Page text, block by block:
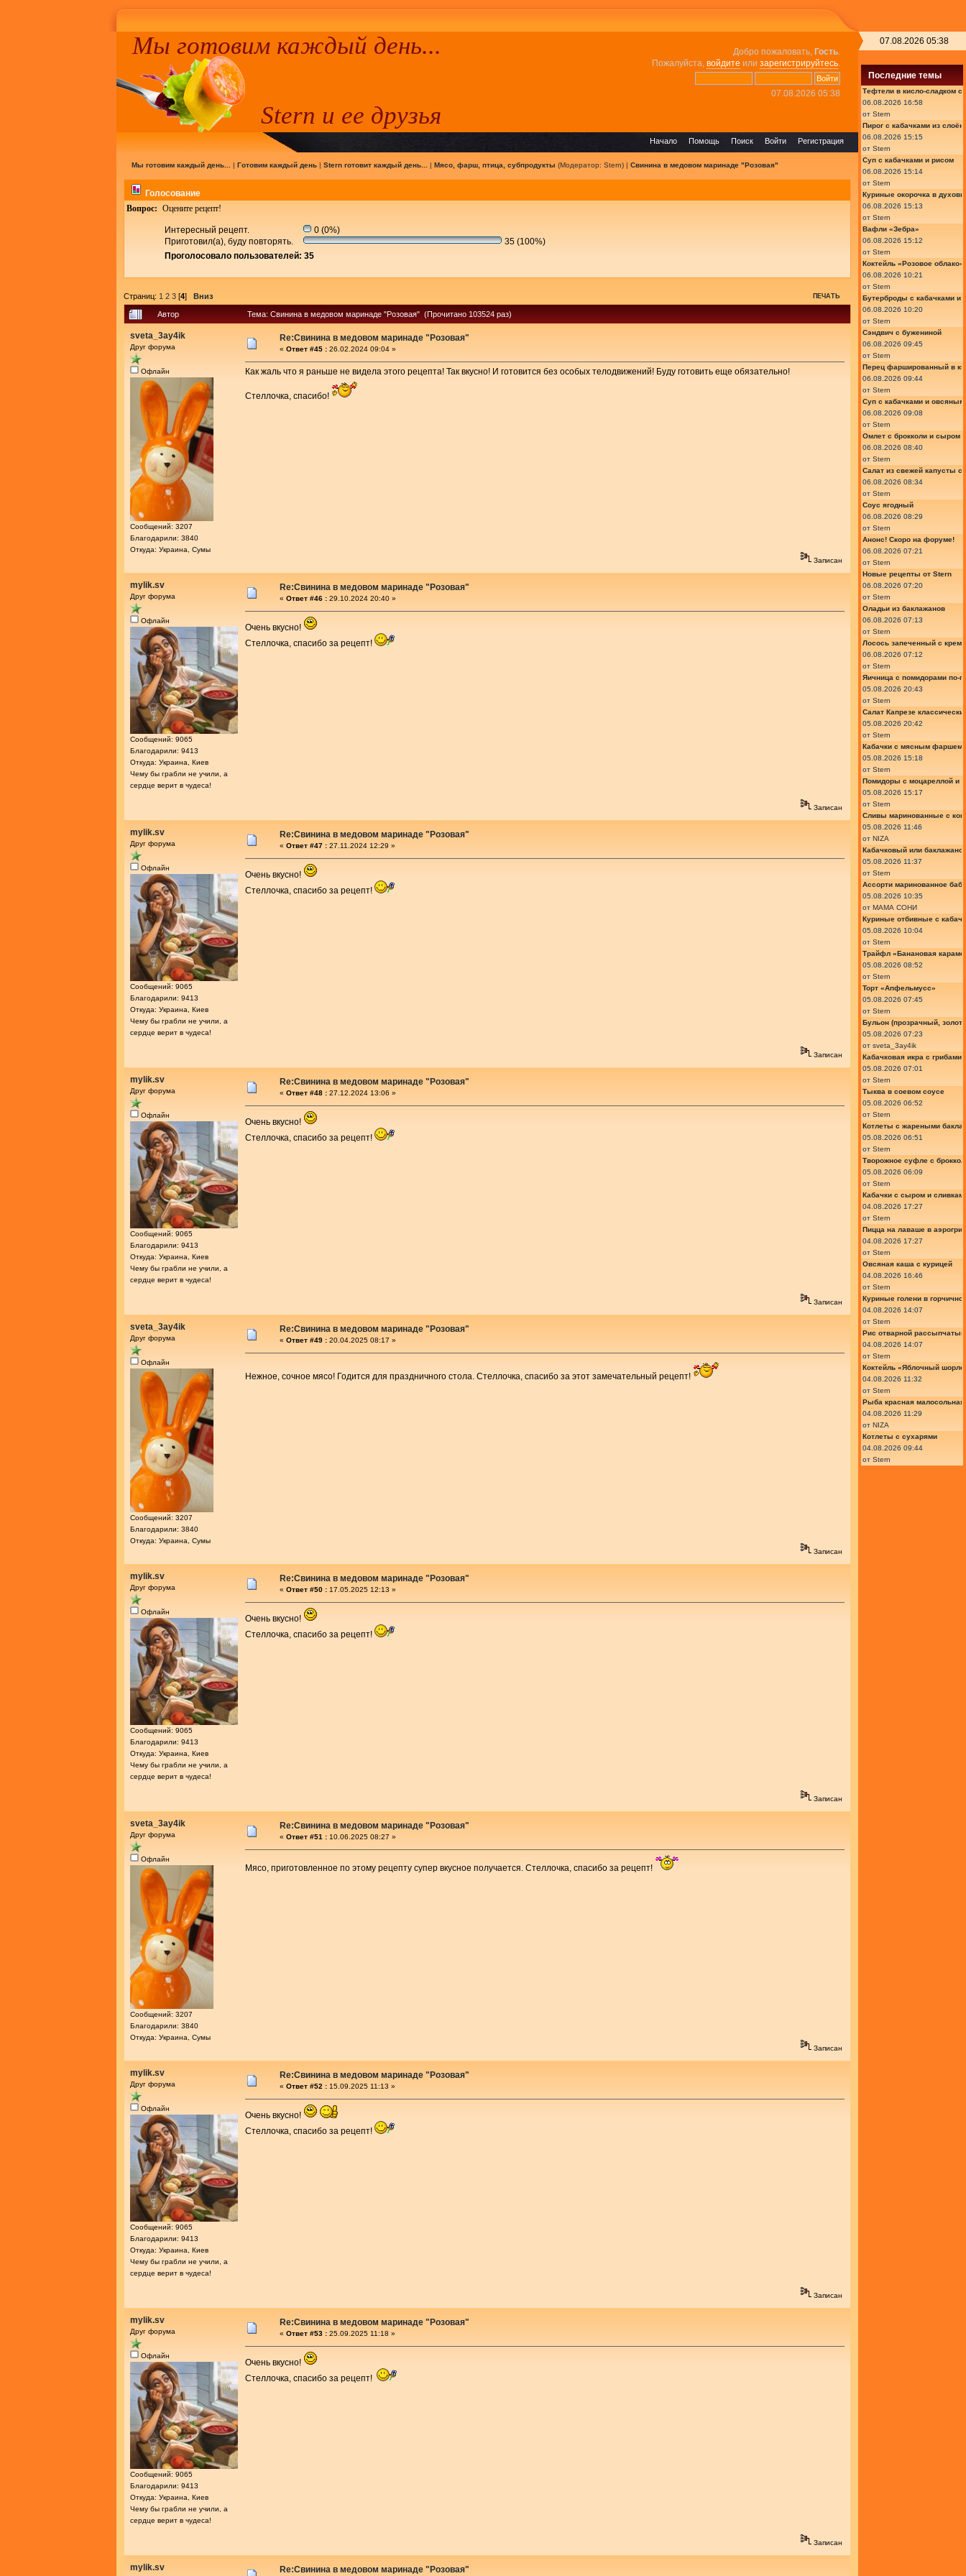
Добро пожаловать, Гость.
Пожалуйста, войдите или зарегистрируйтесь.
07.08.2026 05:38
Мы готовим каждый день...
Stern и ее друзья
Регистрация
Войти
Поиск
Помощь
Начало
Мы готовим каждый день... | Готовим каждый день| Stern готовит каждый день... | Мясо, фарш, птица, субпродукты (Модератор: Stern) | Свинина в медовом маринаде "Розовая"
Голосование
Вопрос: Оцените рецепт!
Интересный рецепт.
0 (0%)
Приготовил(а), буду повторять.
35 (100%)
Проголосовало пользователей: 35
Страниц: 1 2 3 [4] Вниз ПЕЧАТЬ
Автор Тема: Свинина в медовом маринаде "Розовая" (Прочитано 103524 раз)
sveta_3ay4ik
Друг форума
Офлайн
Сообщений: 3207
Благодарили: 3840
Откуда: Украина, Сумы
Re:Свинина в медовом маринаде "Розовая"
« Ответ #45 : 26.02.2024 09:04 »
Как жаль что я раньше не видела этого рецепта! Так вкусно! И готовится без особых телодвижений! Буду готовить еще обязательно!
Стеллочка, спасибо!
Записан
mylik.sv
Друг форума
Офлайн
Сообщений: 9065
Благодарили: 9413
Откуда: Украина, Киев
Чему бы грабли не учили, а
сердце верит в чудеса!
Re:Свинина в медовом маринаде "Розовая"
« Ответ #46 : 29.10.2024 20:40 »
Очень вкусно!
Стеллочка, спасибо за рецепт!
Записан
mylik.sv
Друг форума
Офлайн
Сообщений: 9065
Благодарили: 9413
Откуда: Украина, Киев
Чему бы грабли не учили, а
сердце верит в чудеса!
Re:Свинина в медовом маринаде "Розовая"
« Ответ #47 : 27.11.2024 12:29 »
Очень вкусно!
Стеллочка, спасибо за рецепт!
Записан
mylik.sv
Друг форума
Офлайн
Сообщений: 9065
Благодарили: 9413
Откуда: Украина, Киев
Чему бы грабли не учили, а
сердце верит в чудеса!
Re:Свинина в медовом маринаде "Розовая"
« Ответ #48 : 27.12.2024 13:06 »
Очень вкусно!
Стеллочка, спасибо за рецепт!
Записан
sveta_3ay4ik
Друг форума
Офлайн
Сообщений: 3207
Благодарили: 3840
Откуда: Украина, Сумы
Re:Свинина в медовом маринаде "Розовая"
« Ответ #49 : 20.04.2025 08:17 »
Нежное, сочное мясо! Годится для праздничного стола. Стеллочка, спасибо за этот замечательный рецепт!
Записан
mylik.sv
Друг форума
Офлайн
Сообщений: 9065
Благодарили: 9413
Откуда: Украина, Киев
Чему бы грабли не учили, а
сердце верит в чудеса!
Re:Свинина в медовом маринаде "Розовая"
« Ответ #50 : 17.05.2025 12:13 »
Очень вкусно!
Стеллочка, спасибо за рецепт!
Записан
sveta_3ay4ik
Друг форума
Офлайн
Сообщений: 3207
Благодарили: 3840
Откуда: Украина, Сумы
Re:Свинина в медовом маринаде "Розовая"
« Ответ #51 : 10.06.2025 08:27 »
Мясо, приготовленное по этому рецепту супер вкусное получается. Стеллочка, спасибо за рецепт!
Записан
mylik.sv
Друг форума
Офлайн
Сообщений: 9065
Благодарили: 9413
Откуда: Украина, Киев
Чему бы грабли не учили, а
сердце верит в чудеса!
Re:Свинина в медовом маринаде "Розовая"
« Ответ #52 : 15.09.2025 11:13 »
Очень вкусно!
Стеллочка, спасибо за рецепт!
Записан
mylik.sv
Друг форума
Офлайн
Сообщений: 9065
Благодарили: 9413
Откуда: Украина, Киев
Чему бы грабли не учили, а
сердце верит в чудеса!
Re:Свинина в медовом маринаде "Розовая"
« Ответ #53 : 25.09.2025 11:18 »
Очень вкусно!
Стеллочка, спасибо за рецепт!
Записан
mylik.sv Re:Свинина в медовом маринаде "Розовая"
07.08.2026 05:38
Последние темы
Тефтели в кисло-сладком
06.08.2026 16:58
от Stern
Пирог с кабачками из
06.08.2026 15:15
от Stern
Суп с кабачками и рисом
06.08.2026 15:14
от Stern
Куриные окорочка в
06.08.2026 15:13
от Stern
Вафли «Зебра»
06.08.2026 15:12
от Stern
Коктейль «Розовое
06.08.2026 10:21
от Stern
Бутерброды с кабачками и
06.08.2026 10:20
от Stern
Сэндвич с бужениной
06.08.2026 09:45
от Stern
Перец фаршированный в
06.08.2026 09:44
от Stern
Суп с кабачками и
06.08.2026 09:08
от Stern
Омлет с брокколи и сыром
06.08.2026 08:40
от Stern
Салат из свежей капусты
06.08.2026 08:34
от Stern
Соус ягодный
06.08.2026 08:29
от Stern
Анонс! Скоро на форуме!
06.08.2026 07:21
от Stern
Новые рецепты от Stern
06.08.2026 07:20
от Stern
Оладьи из баклажанов
06.08.2026 07:13
от Stern
Лосось запеченный с
06.08.2026 07:12
от Stern
Яичница с помидорами по-
05.08.2026 20:43
от Stern
Салат Капрезе
05.08.2026 20:42
от Stern
Кабачки с мясным фаршем
05.08.2026 15:18
от Stern
Помидоры с моцареллой и
05.08.2026 15:17
от Stern
Сливы маринованные с
05.08.2026 11:46
от NIZA
Кабачковый или
05.08.2026 11:37
от Stern
Ассорти маринованное
05.08.2026 10:35
от МАМА СОНИ
Куриные отбивные с
05.08.2026 10:04
от Stern
Трайфл «Банановая
05.08.2026 08:52
от Stern
Торт «Апфельмусс»
05.08.2026 07:45
от Stern
Бульон (прозрачный,
05.08.2026 07:23
от sveta_3ay4ik
Кабачковая икра с грибами
05.08.2026 07:01
от Stern
Тыква в соевом соусе
05.08.2026 06:52
от Stern
Котлеты с жареными
05.08.2026 06:51
от Stern
Творожное суфле с
05.08.2026 06:09
от Stern
Кабачки с сыром и
04.08.2026 17:27
от Stern
Пицца на лаваше в
04.08.2026 17:27
от Stern
Овсяная каша с курицей
04.08.2026 16:46
от Stern
Куриные голени в
04.08.2026 14:07
от Stern
Рис отварной рассыпчатый
04.08.2026 14:07
от Stern
Коктейль «Яблочный
04.08.2026 11:32
от Stern
Рыба красная малосольная
04.08.2026 11:29
от NIZA
Котлеты с сухарями
04.08.2026 09:44
от Stern